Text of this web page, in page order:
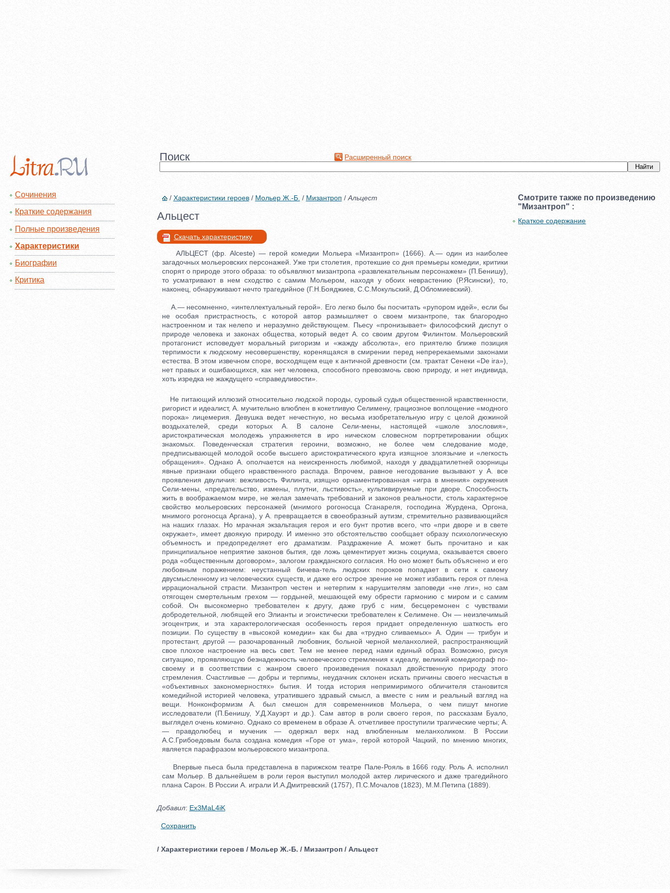
Поиск Расширенный поиск
Сочинения
Краткие содержания
Полные произведения
Характеристики
Биографии
Критика
/ Характеристики героев/ Мольер Ж.-Б. / Мизантроп / Альцест
Альцест
Скачать характеристику
АЛЬЦЕСТ (фр. Alceste) — герой комедии Мольера «Мизантроп» (1666). А.— один из наиболее
загадочных мольеровских персонажей. Уже три столетия, протекшие со дня премьеры комедии, критики
спорят о природе этого образа: то объявляют мизантропа «развлекательным персонажем» (П.Бенишу),
то усматривают в нем сходство с самим Мольером, находя у обоих неврастению (Р.Ясински), то,
наконец, обнаруживают нечто трагедийное (Г.Н.Бояджиев, С.С.Мокульский, Д.Обломиевский).
А.— несомненно, «интеллектуальный герой». Его легко было бы посчитать «рупором идей», если бы
не особая пристрастность, с которой автор размышляет о своем мизантропе, так благородно
настроенном и так нелепо и неразумно действующем. Пьесу «пронизывает» философский диспут о
природе человека и законах общества, который ведет А. со своим другом Филинтом. Мольеровский
протагонист исповедует моральный ригоризм и «жажду абсолюта», его приятелю ближе позиция
терпимости к людскому несовершенству, коренящаяся в смирении перед непререкаемыми законами
естества. В этом извечном споре, восходящем еще к античной древности (см. трактат Сенеки «De ira»),
нет правых и ошибающихся, как нет человека, способного превозмочь свою природу, и нет индивида,
хоть изредка не жаждущего «справедливости».
Не питающий иллюзий относительно людской породы, суровый судья общественной нравственности,
ригорист и идеалист, А. мучительно влюблен в кокетливую Селимену, грациозное воплощение «модного
порока» лицемерия. Девушка ведет нечестную, но весьма изобретательную игру с целой дюжиной
воздыхателей, среди которых А. В салоне Сели-мены, настоящей «школе злословия»,
аристократическая молодежь упражняется в иро ническом словесном портретировании общих
знакомых. Поведенческая стратегия героини, возможно, не более чем следование моде,
предписывающей молодой особе высшего аристократического круга изящное злоязычие и «легкость
обращения». Однако А. ополчается на неискренность любимой, находя у двадцатилетней озорницы
явные признаки общего нравственного распада. Впрочем, равное негодование вызывают у А. все
проявления двуличия: вежливость Филинта, изящно орнаментированная «игра в мнения» окружения
Сели-мены, «предательство, измены, плутни, льстивость», культивируемые при дворе. Способность
жить в воображаемом мире, не желая замечать требований и законов реальности, столь характерное
свойство мольеровских персонажей (мнимого рогоносца Сганареля, господина Журдена, Оргона,
мнимого рогоносца Аргана), у А. превращается в своеобразный аутизм, стремительно развивающийся
на наших глазах. Но мрачная экзальтация героя и его бунт против всего, что «при дворе и в свете
окружает», имеет двоякую природу. И именно это обстоятельство сообщает образу психологическую
объемность и предопределяет его драматизм. Раздражение А. может быть прочитано и как
принципиальное неприятие законов бытия, где ложь цементирует жизнь социума, оказывается своего
рода «общественным договором», залогом гражданского согласия. Но оно может быть объяснено и его
любовным поражением: неустанный бичева-тель людских пороков попадает в сети к самому
двусмысленному из человеческих существ, и даже его острое зрение не может избавить героя от плена
иррациональной страсти. Мизантроп честен и нетерпим к нарушителям заповеди «не лги», но сам
отягощен смертельным грехом — гордыней, мешающей ему обрести гармонию с миром и с самим
собой. Он высокомерно требователен к другу, даже груб с ним, бесцеремонен с чувствами
добродетельной, любящей его Элианты и эгоистически требователен к Селимене. Он — неизлечимый
эгоцентрик, и эта характерологическая особенность героя придает определенную шаткость его
позиции. По существу в «высокой комедии» как бы два «трудно сливаемых» А. Один — трибун и
протестант, другой — разочарованный любовник, больной черной меланхолией, распространяющий
свое плохое настроение на весь свет. Тем не менее перед нами единый образ. Возможно, рисуя
ситуацию, проявляющую безнадежность человеческого стремления к идеалу, великий комедиограф по-
своему и в соответствии с жанром своего произведения показал двойственную природу этого
стремления. Счастливые — добры и терпимы, неудачник склонен искать причины своего несчастья в
«объективных закономерностях» бытия. И тогда история непримиримого обличителя становится
комедийной историей человека, утратившего здравый смысл, а вместе с ним и реальный взгляд на
вещи. Нонконформизм А. был смешон для современников Мольера, о чем пишут многие
исследователи (П.Бенишу, У.Д.Хауэрт и др.). Сам автор в роли своего героя, по рассказам Буало,
выглядел очень комично. Однако со временем в образе А. отчетливее проступили трагические черты; А.
— правдолюбец и мученик — одержал верх над влюбленным меланхоликом. В России
А.С.Грибоедовым была создана комедия «Горе от ума», герой которой Чацкий, по мнению многих,
является парафразом мольеровского мизантропа.
Впервые пьеса была представлена в парижском театре Пале-Рояль в 1666 году. Роль А. исполнил
сам Мольер. В дальнейшем в роли героя выступил молодой актер лирического и даже трагедийного
плана Сарон. В России А. играли И.А.Дмитревский (1757), П.С.Мочалов (1823), М.М.Петипа (1889).
Добавил: Ex3MaL4iK
Сохранить
/ Характеристики героев / Мольер Ж.-Б. / Мизантроп / Альцест
Смотрите также по произведению
"Мизантроп" :
Краткое содержание